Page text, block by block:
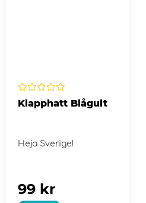
Klapphatt Blågult
Heja Sverige!
99 kr